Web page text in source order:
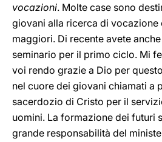
vocazioni. Molte case sono
giovani alla ricerca di vocazione
maggiori. Di recente avete
seminario per il primo ciclo. Mi
voi rendo grazie a Dio per
nel cuore dei giovani chiamati a
sacerdozio di Cristo per il
uomini. La formazione dei futuri
grande responsabilità del